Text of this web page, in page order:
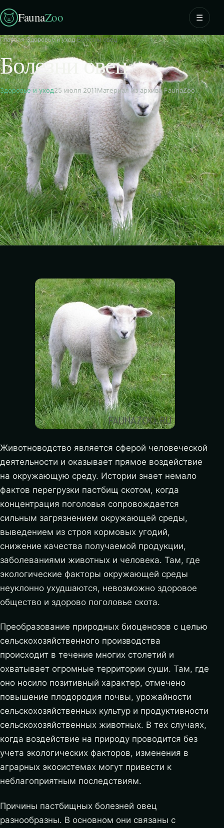
FaunaZoo ☰
Главная›Здоровье и уход›Болезни овец
Болезни овец
Здоровье и уход25 июля 2011Материал из архива FaunaZoo
Животноводство является сферой человеческой
деятельности и оказывает прямое воздействие
на окружающую среду. Истории знает немало
фактов перегрузки пастбищ скотом, когда
концентрация поголовья сопровождается
сильным загрязнением окружающей среды,
выведением из строя кормовых угодий,
снижение качества получаемой продукции,
заболеваниями животных и человека. Там, где
экологические факторы окружающей среды
неуклонно ухудшаются, невозможно здоровое
общество и здорово поголовье скота.
Преобразование природных биоценозов с целью
сельскохозяйственного производства
происходит в течение многих столетий и
охватывает огромные территории суши. Там, где
оно носило позитивный характер, отмечено
повышение плодородия почвы, урожайности
сельскохозяйственных культур и продуктивности
сельскохозяйственных животных. В тех случаях,
когда воздействие на природу проводится без
учета экологических факторов, изменения в
аграрных экосистемах могут привести к
неблагоприятным последствиям.
Причины пастбищных болезней овец
разнообразны. В основном они связаны с